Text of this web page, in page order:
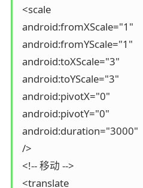
<scale
android:fromXScale="1"
android:fromYScale="1"
android:toXScale="3"
android:toYScale="3"
android:pivotX="0"
android:pivotY="0"
android:duration="3000"
/>
<!-- 移动 -->
<translate